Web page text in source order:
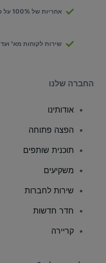
אחריות של 100% על כל עסקה
שירות לקוחות מא' ועד ת'
החברה שלנו
אודותינו
הפצה פתוחה
תוכנית שותפים
משקיעים
שירות לחברות
חדר חדשות
קריירה